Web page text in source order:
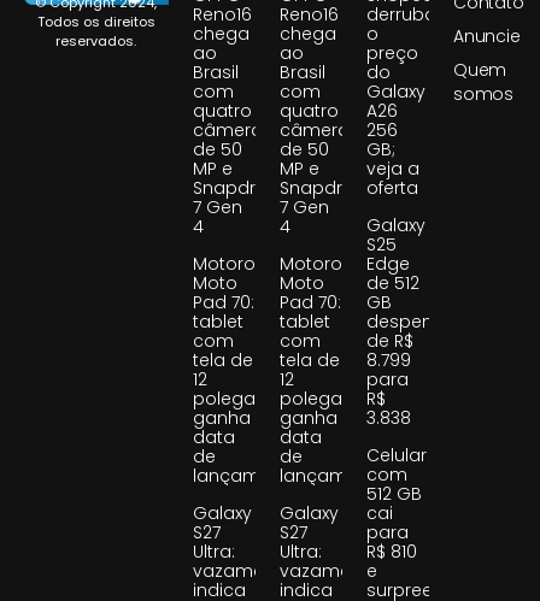
Todos os direitos
reservados.
Reno16
chega
ao
Brasil
com
quatro
câmeras
de 50
MP e
Snapdragon
7 Gen
4
Motorola
Moto
Pad 70:
tablet
com
tela de
12
polegadas
ganha
data
de
lançamento
Galaxy
S27
Ultra:
vazamento
indica
Reno16
chega
ao
Brasil
com
quatro
câmeras
de 50
MP e
Snapdragon
7 Gen
4
Motorola
Moto
Pad 70:
tablet
com
tela de
12
polegadas
ganha
data
de
lançamento
Galaxy
S27
Ultra:
vazamento
indica
derruba
o
preço
do
Galaxy
A26
256
GB;
veja a
oferta
Galaxy
S25
Edge
de 512
GB
despenca
de R$
8.799
para
R$
3.838
Celular
com
512 GB
cai
para
R$ 810
e
surpreende
Anuncie
Quem
somos